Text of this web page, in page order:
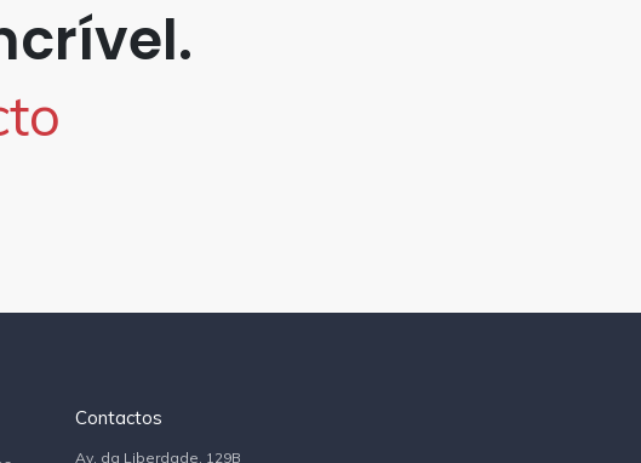
Contactos
Av. da Liberdade, 129B